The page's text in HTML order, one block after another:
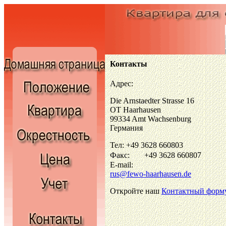
Контакты
Адрес:
Die Arnstaedter Strasse 16
OT Haarhausen
99334 Amt Wachsenburg
Германия
Тел: +49 3628 660803
Фaкс: +49 3628 660807
E-mail:
rus@fewo-haarhausen.de
Откройте нашКонтактный